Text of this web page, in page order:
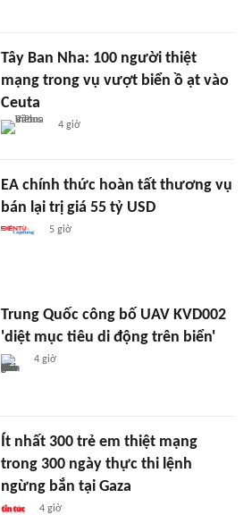
Tây Ban Nha: 100 người thiệt
mạng trong vụ vượt biển ồ ạt vào
Ceuta
4 giờ
EA chính thức hoàn tất thương vụ
bán lại trị giá 55 tỷ USD
5 giờ
Trung Quốc công bố UAV KVD002
'diệt mục tiêu di động trên biển'
4 giờ
Ít nhất 300 trẻ em thiệt mạng
trong 300 ngày thực thi lệnh
ngừng bắn tại Gaza
4 giờ